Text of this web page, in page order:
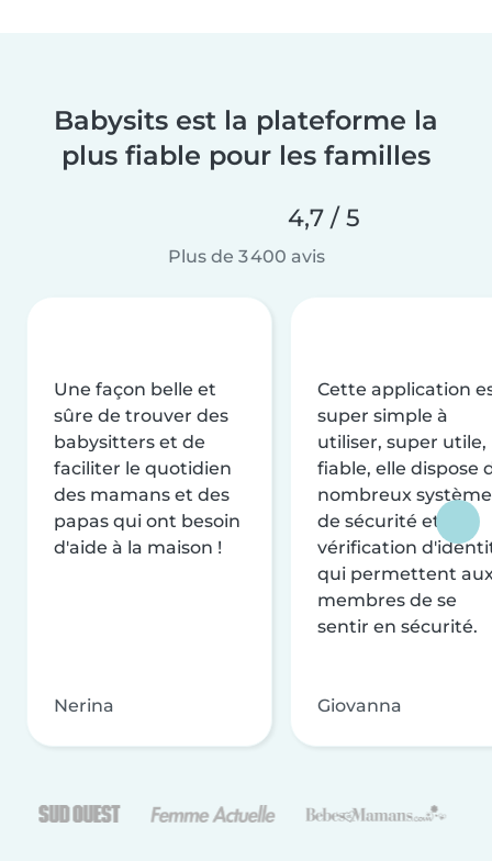
Babysits est la plateforme la
plus fiable pour les familles
4,7 / 5
Plus de 3 400 avis
Une façon belle et
sûre de trouver des
babysitters et de
faciliter le quotidien
des mamans et des
papas qui ont besoin
d'aide à la maison !
Nerina
Cette application
super simple à
utiliser, super utile,
fiable, elle dispose
nombreux
de sécurité et de
vérification
qui permettent
membres de se
sentir en sécurité.
Giovanna